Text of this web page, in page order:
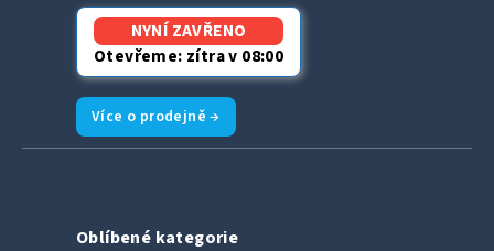
NYNÍ ZAVŘENO
Otevřeme: zítra v 08:00
Více o prodejně →
Oblíbené kategorie